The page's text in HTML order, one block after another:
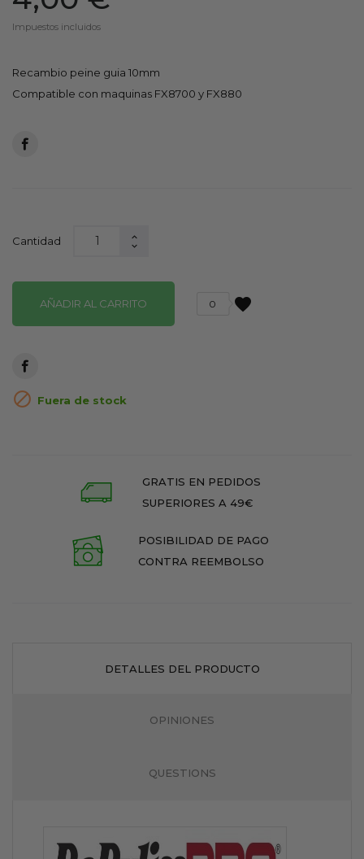
Impuestos incluidos
Recambio peine guia 10mm
Compatible con maquinas FX8700 y FX880
Cantidad
AÑADIR AL CARRITO favorite
0
 Fuera de stock
GRATIS EN PEDIDOS
SUPERIORES A 49€
POSIBILIDAD DE PAGO
CONTRA REEMBOLSO
DETALLES DEL PRODUCTO
OPINIONES
QUESTIONS